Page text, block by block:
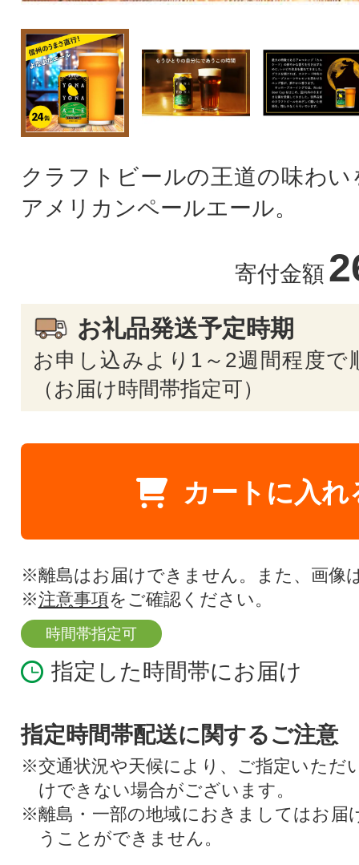
クラフトビールの王道の味わ
アメリカンペールエール。
寄付金額
お礼品発送予定時期
お申し込みより1～2週間程度で
（お届け時間帯指定可）
カートに入れ
※離島はお届けできません。また、画像
※注意事項をご確認ください。
時間帯指定可
指定した時間帯にお届け
指定時間帯配送に関するご注意
※交通状況や天候により、ご指定いただ
けできない場合がございます。
※離島・一部の地域におきましてはお届
うことができません。